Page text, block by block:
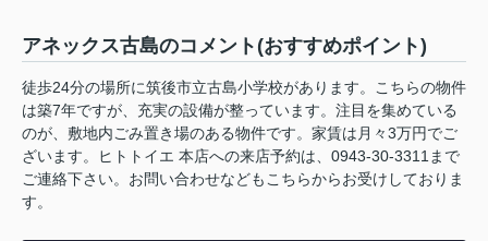
アネックス古島のコメント(おすすめポイント)
徒歩24分の場所に筑後市立古島小学校があります。こちらの物件
は築7年ですが、充実の設備が整っています。注目を集めている
のが、敷地内ごみ置き場のある物件です。家賃は月々3万円でご
ざいます。ヒトトイエ 本店への来店予約は、0943-30-3311まで
ご連絡下さい。お問い合わせなどもこちらからお受けしておりま
す。